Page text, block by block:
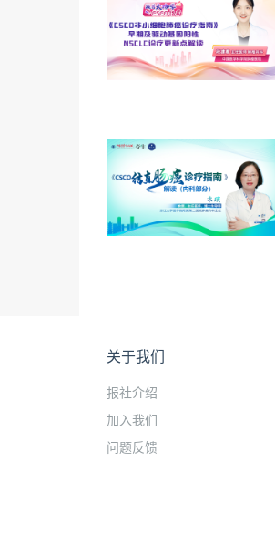
关于我们
报社介绍
加入我们
问题反馈